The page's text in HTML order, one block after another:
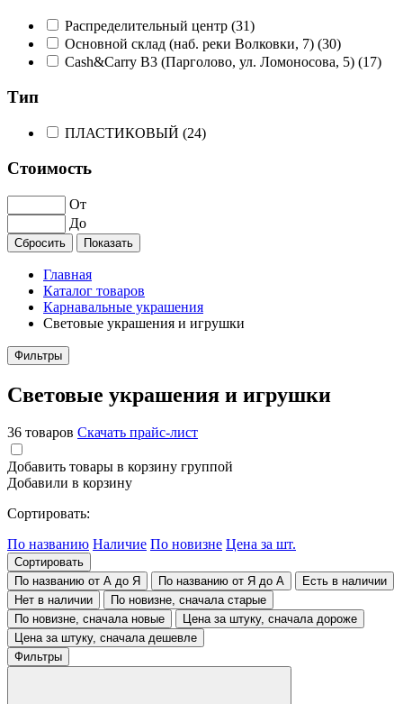
Распределительный центр (31)
Основной склад (наб. реки Волковки, 7) (30)
Cash&Carry B3 (Парголово, ул. Ломоносова, 5) (17)
Тип
ПЛАСТИКОВЫЙ (24)
Стоимость
От
До
Главная
Каталог товаров
Карнавальные украшения
Световые украшения и игрушки
Фильтры
Световые украшения и игрушки
36 товаров Скачать прайс-лист
Добавить товары в корзину группой
Добавили в корзину
Сортировать:
По названию Наличие По новизне Цена за шт.
Сортировать
По названию от А до Я
По названию от Я до А
Есть в наличии
Нет в наличии
По новизне, сначала старые
По новизне, сначала новые
Цена за штуку, сначала дороже
Цена за штуку, сначала дешевле
Фильтры